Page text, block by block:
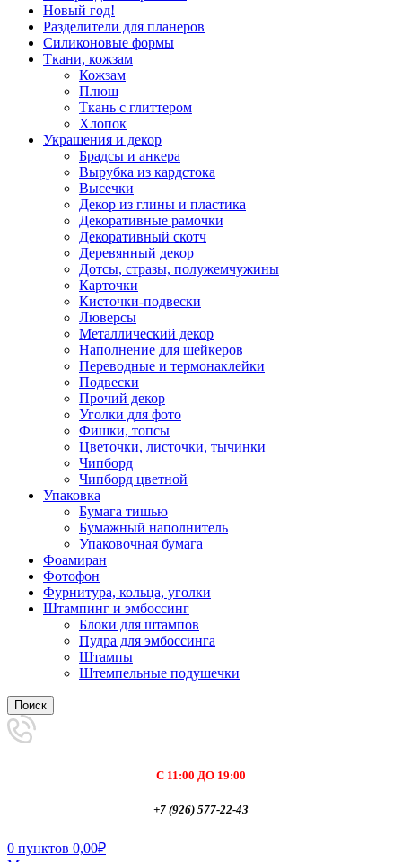
Новый год!
Разделители для планеров
Силиконовые формы
Ткани, кожзам
Кожзам
Плюш
Ткань с глиттером
Хлопок
Украшения и декор
Брадсы и анкера
Вырубка из кардстока
Высечки
Декор из глины и пластика
Декоративные рамочки
Декоративный скотч
Деревянный декор
Дотсы, стразы, полужемчужины
Карточки
Кисточки-подвески
Люверсы
Металлический декор
Наполнение для шейкеров
Переводные и термонаклейки
Подвески
Прочий декор
Уголки для фото
Фишки, топсы
Цветочки, листочки, тычинки
Чипборд
Чипборд цветной
Упаковка
Бумага тишью
Бумажный наполнитель
Упаковочная бумага
Фоамиран
Фотофон
Фурнитура, кольца, уголки
Штампинг и эмбоссинг
Блоки для штампов
Пудра для эмбоссинга
Штампы
Штемпельные подушечки
Поиск
С 11:00 ДО 19:00
+7 (926) 577-22-43
0 пунктов 0,00₽